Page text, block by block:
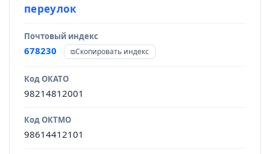
переулок
Почтовый индекс
678230 Скопировать индекс
Код ОКАТО
98214812001
Код ОКТМО
98614412101